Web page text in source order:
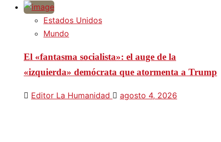
Estados Unidos
Mundo
El «fantasma socialista»: el auge de la
«izquierda» demócrata que atormenta a Trump
Editor La Humanidad agosto 4, 2026